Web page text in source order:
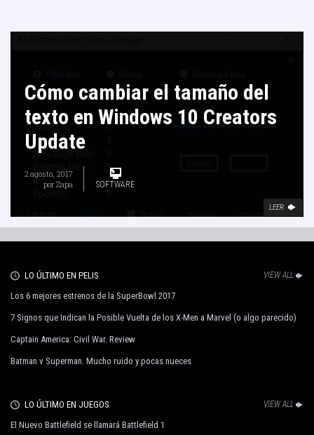
Cómo cambiar el tamaño del
texto en Windows 10 Creators
Update
2 agosto, 2017
por Zapa SOFTWARE
LEER
LO ÚLTIMO EN PELIS VIEW ALL
Los 6 mejores estrenos de la SuperBowl 2017
7 Signos que Indican la Posible Vuelta de los X-Men a Marvel (o algo parecido)
Captain America: Civil War. Review
Batman v Superman. Mucho ruido y pocas nueces
LO ÚLTIMO EN JUEGOS VIEW ALL
El Nuevo Battlefield se llamará Battlefield 1